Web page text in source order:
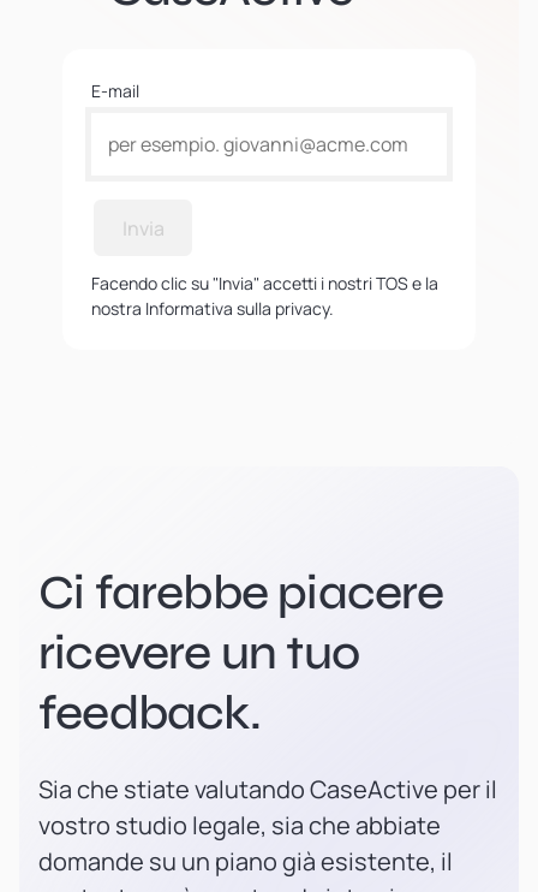
E-mail
Invia
Facendo clic su "Invia" accetti i nostri TOS e la
nostra Informativa sulla privacy.
Ci farebbe piacere
ricevere un tuo
feedback.
Sia che stiate valutando CaseActive per il
vostro studio legale, sia che abbiate
domande su un piano già esistente, il